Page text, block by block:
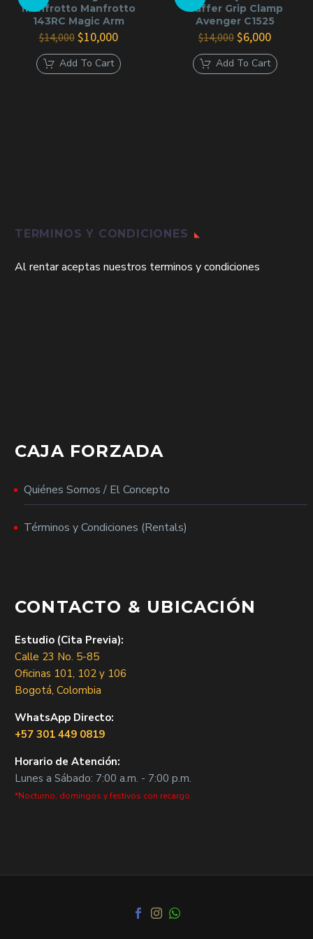
manfrotto Manfrotto
143RC Magic Arm
$14,000 El
precio
original
era:
$10,000El
actual
es:
Add To Cart
Gaffer Grip Clamp
Avenger C1525
$14,000 El
precio
original
era:
$6,000El
actual
es:
Add To Cart
TERMINOS Y CONDICIONES
Al rentar aceptas nuestros terminos y condiciones
CAJA FORZADA
Quiénes Somos / El Concepto
Términos y Condiciones (Rentals)
CONTACTO & UBICACIÓN
Estudio (Cita Previa):
Calle 23 No. 5-85
Oficinas 101, 102 y 106
Bogotá, Colombia
WhatsApp Directo:
+57 301 449 0819
Horario de Atención:
Lunes a Sábado: 7:00 a.m. - 7:00 p.m.
*Nocturno, domingos y festivos con recargo.